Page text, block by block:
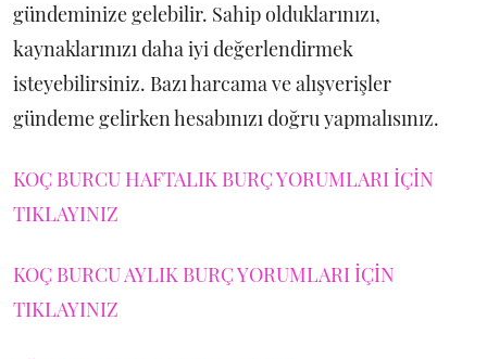
gündeminize gelebilir. Sahip olduklarınızı,
kaynaklarınızı daha iyi değerlendirmek
isteyebilirsiniz. Bazı harcama ve alışverişler
gündeme gelirken hesabınızı doğru yapmalısınız.
KOÇ BURCU HAFTALIK BURÇ YORUMLARI İÇİN
TIKLAYINIZ
KOÇ BURCU AYLIK BURÇ YORUMLARI İÇİN
TIKLAYINIZ